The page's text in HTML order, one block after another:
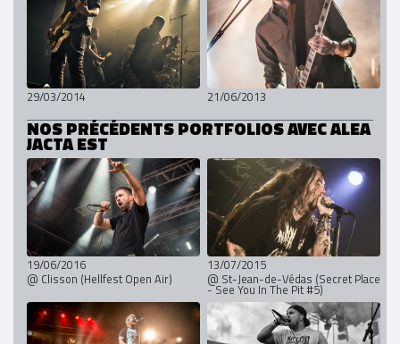
29/03/2014 21/06/2013
NOS PRÉCÉDENTS PORTFOLIOS AVEC ALEA
JACTA EST
19/06/2016
@ Clisson (Hellfest Open Air)
13/07/2015
@ St-Jean-de-Védas (Secret Place
- See You In The Pit #5)